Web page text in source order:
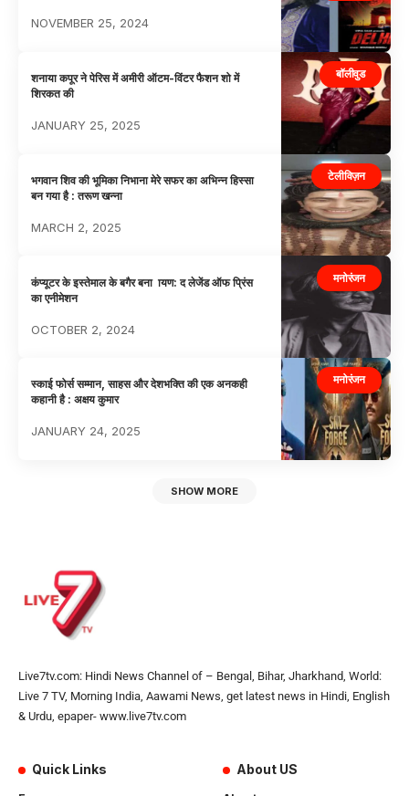
NOVEMBER 25, 2024
बॉलीवुड
शनाया कपूर ने पेरिस में अमीरी ऑटम-विंटर फैशन शो में
शिरकत की
JANUARY 25, 2025
टेलीविज़न
भगवान शिव की भूमिका निभाना मेरे सफर का अभिन्न हिस्सा
बन गया है : तरूण खन्ना
MARCH 2, 2025
मनोरंजन
कंप्यूटर के इस्तेमाल के बगैर बना ायण: द लेजेंड ऑफ प्रिंस
का एनीमेशन
OCTOBER 2, 2024
मनोरंजन
स्काई फोर्स सम्मान, साहस और देशभक्ति की एक अनकही
कहानी है : अक्षय कुमार
JANUARY 24, 2025
SHOW MORE
Live7tv.com: Hindi News Channel of – Bengal, Bihar, Jharkhand, World:
Live 7 TV, Morning India, Aawami News, get latest news in Hindi, English
& Urdu, epaper- www.live7tv.com
Quick Links About US